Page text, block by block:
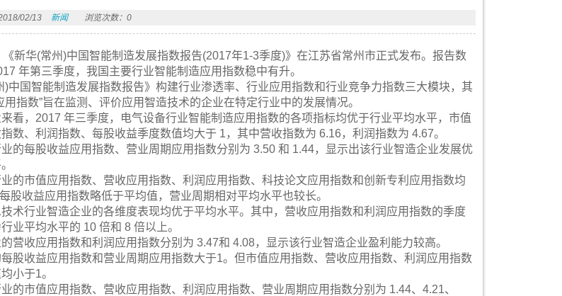
02/13 新闻 浏览次数：0
《新华(常州)中国智能制造发展指数报告(2017年1-3季度)》在江苏省常州市正式发布。报告数
年第三季度，我国主要行业智能制造应用指数稳中有升。
)中国智能制造发展指数报告》构建行业渗透率、行业应用指数和行业竞争力指数三大模块，其
用指数”旨在监测、评价应用智造技术的企业在特定行业中的发展情况。
看，2017 年三季度，电气设备行业智能制造应用指数的各项指标均优于行业平均水平，市值
数、利润指数、每股收益季度数值均大于 1，其中营收指数为 6.16，利润指数为 4.67。
的每股收益应用指数、营业周期应用指数分别为 3.50 和 1.44，显示出该行业智造企业发展优
的市值应用指数、营收应用指数、利润应用指数、科技论文应用指数和创新专利应用指数均
股收益应用指数略低于平均值，营业周期相对平均水平也较长。
术行业智造企业的各维度表现均优于平均水平。其中，营收应用指数和利润应用指数的季度
业平均水平的 10 倍和 8 倍以上。
营收应用指数和利润应用指数分别为 3.47和 4.08，显示该行业智造企业盈利能力较高。
股收益应用指数和营业周期应用指数大于1。但市值应用指数、营收应用指数、利润应用指数
小于1。
的市值应用指数、营收应用指数、利润应用指数、营业周期应用指数分别为 1.44、4.21、